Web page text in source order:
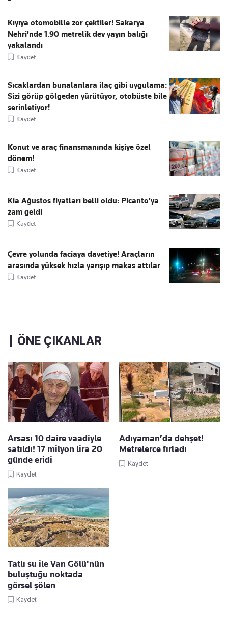
Kıyıya otomobille zor çektiler! Sakarya
Nehri'nde 1.90 metrelik dev yayın balığı
yakalandı
Kaydet
Sıcaklardan bunalanlara ilaç gibi uygulama:
Sizi görüp gölgeden yürütüyor, otobüste bile
serinletiyor!
Kaydet
Konut ve araç finansmanında kişiye özel
dönem!
Kaydet
Kia Ağustos fiyatları belli oldu: Picanto'ya
zam geldi
Kaydet
Çevre yolunda faciaya davetiye! Araçların
arasında yüksek hızla yarışıp makas attılar
Kaydet
ÖNE ÇIKANLAR
Arsası 10 daire vaadiyle
satıldı! 17 milyon lira 20
günde eridi
Kaydet
Adıyaman’da dehşet!
Metrelerce fırladı
Kaydet
Tatlı su ile Van Gölü'nün
buluştuğu noktada
görsel şölen
Kaydet